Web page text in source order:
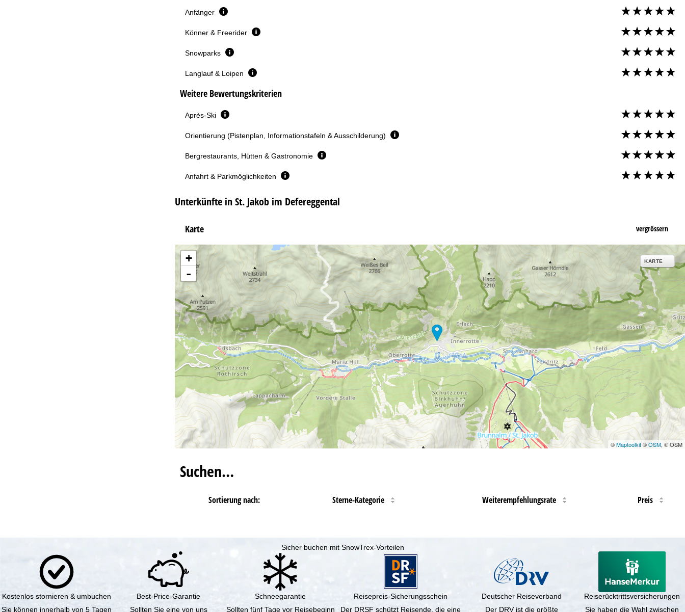
Anfänger
Könner & Freerider
Snowparks
Langlauf & Loipen
Weitere Bewertungskriterien
Après-Ski
Orientierung (Pistenplan, Informationstafeln & Ausschilderung)
Bergrestaurants, Hütten & Gastronomie
Anfahrt & Parkmöglichkeiten
Unterkünfte in St. Jakob im Defereggental
Karte vergrössern
+
-
KARTE
©Maptoolkit©OSM, © OSM
Suchen…
Sortierung nach: Sterne-Kategorie Weiterempfehlungsrate Preis
Sicher buchen mit SnowTrex-Vorteilen
Kostenlos stornieren & umbuchen
Sie können innerhalb von 5 Tagen
Best-Price-Garantie
Sollten Sie eine von uns
Schneegarantie
Sollten fünf Tage vor Reisebeginn
Reisepreis-Sicherungsschein
Der DRSF schützt Reisende, die eine
Deutscher Reiseverband
Der DRV ist die größte
Reiserücktrittsversicherungen
Sie haben die Wahl zwischen